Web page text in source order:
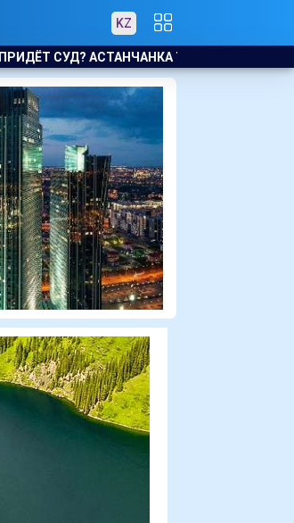
KZ
ЗА УТОНУВШУЮ ВО ВРЕМЯ